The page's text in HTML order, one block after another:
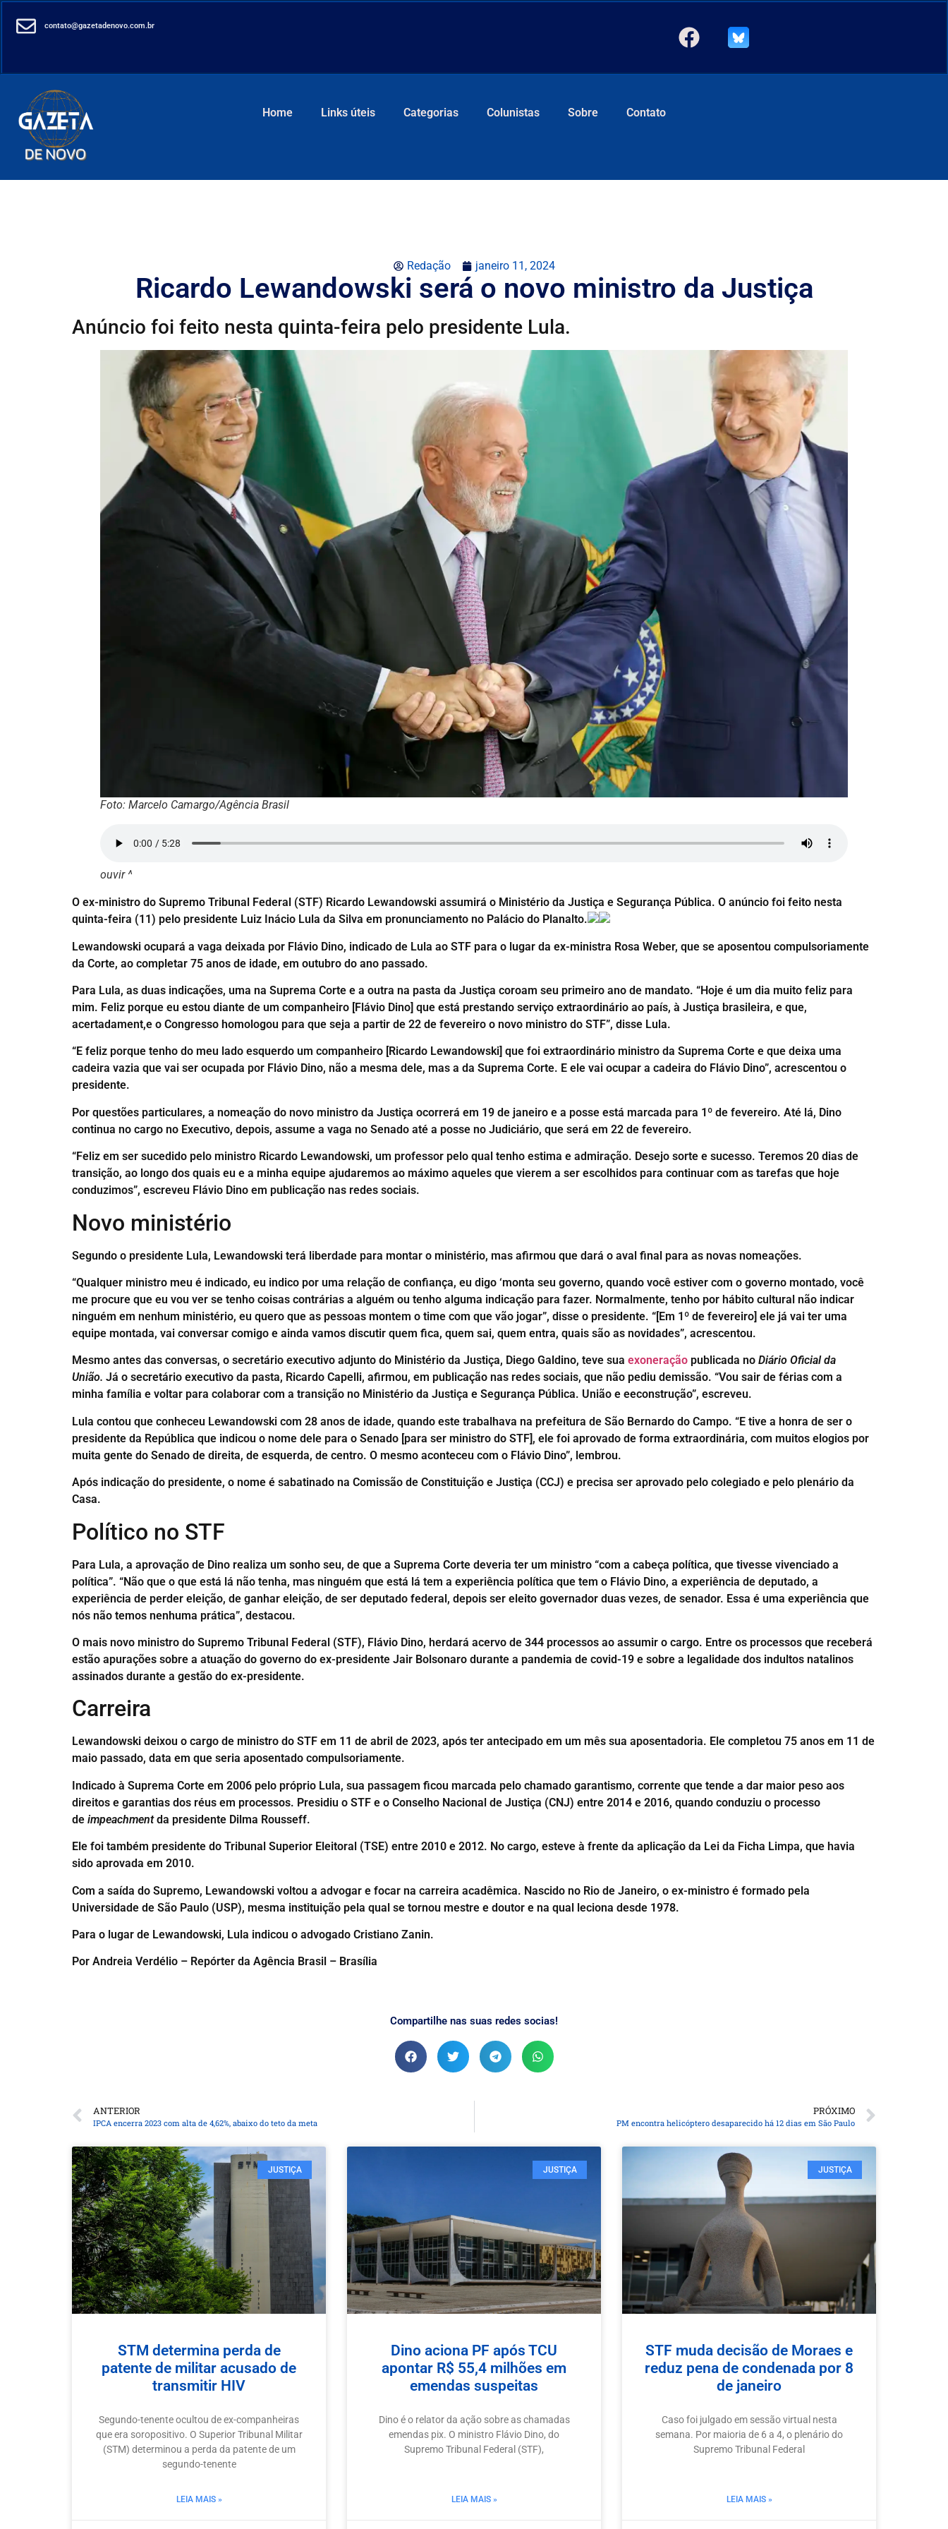
contato@gazetadenovo.com.br
Home Links úteis Categorias Colunistas Sobre Contato
Redação janeiro 11, 2024
Ricardo Lewandowski será o novo ministro da Justiça
Anúncio foi feito nesta quinta-feira pelo presidente Lula.
Foto: Marcelo Camargo/Agência Brasil
ouvir ^
O ex-ministro do Supremo Tribunal Federal (STF) Ricardo Lewandowski assumirá o Ministério da Justiça e Segurança Pública. O anúncio foi feito nesta
quinta-feira (11) pelo presidente Luiz Inácio Lula da Silva em pronunciamento no Palácio do Planalto.
Lewandowski ocupará a vaga deixada por Flávio Dino, indicado de Lula ao STF para o lugar da ex-ministra Rosa Weber, que se aposentou compulsoriamente
da Corte, ao completar 75 anos de idade, em outubro do ano passado.
Para Lula, as duas indicações, uma na Suprema Corte e a outra na pasta da Justiça coroam seu primeiro ano de mandato. “Hoje é um dia muito feliz para
mim. Feliz porque eu estou diante de um companheiro [Flávio Dino] que está prestando serviço extraordinário ao país, à Justiça brasileira, e que,
acertadament,e o Congresso homologou para que seja a partir de 22 de fevereiro o novo ministro do STF”, disse Lula.
“E feliz porque tenho do meu lado esquerdo um companheiro [Ricardo Lewandowski] que foi extraordinário ministro da Suprema Corte e que deixa uma
cadeira vazia que vai ser ocupada por Flávio Dino, não a mesma dele, mas a da Suprema Corte. E ele vai ocupar a cadeira do Flávio Dino”, acrescentou o
presidente.
Por questões particulares, a nomeação do novo ministro da Justiça ocorrerá em 19 de janeiro e a posse está marcada para 1º de fevereiro. Até lá, Dino
continua no cargo no Executivo, depois, assume a vaga no Senado até a posse no Judiciário, que será em 22 de fevereiro.
“Feliz em ser sucedido pelo ministro Ricardo Lewandowski, um professor pelo qual tenho estima e admiração. Desejo sorte e sucesso. Teremos 20 dias de
transição, ao longo dos quais eu e a minha equipe ajudaremos ao máximo aqueles que vierem a ser escolhidos para continuar com as tarefas que hoje
conduzimos”, escreveu Flávio Dino em publicação nas redes sociais.
Novo ministério
Segundo o presidente Lula, Lewandowski terá liberdade para montar o ministério, mas afirmou que dará o aval final para as novas nomeações.
“Qualquer ministro meu é indicado, eu indico por uma relação de confiança, eu digo ‘monta seu governo, quando você estiver com o governo montado, você
me procure que eu vou ver se tenho coisas contrárias a alguém ou tenho alguma indicação para fazer. Normalmente, tenho por hábito cultural não indicar
ninguém em nenhum ministério, eu quero que as pessoas montem o time com que vão jogar”, disse o presidente. “[Em 1º de fevereiro] ele já vai ter uma
equipe montada, vai conversar comigo e ainda vamos discutir quem fica, quem sai, quem entra, quais são as novidades”, acrescentou.
Mesmo antes das conversas, o secretário executivo adjunto do Ministério da Justiça, Diego Galdino, teve sua exoneração publicada no Diário Oficial da
União. Já o secretário executivo da pasta, Ricardo Capelli, afirmou, em publicação nas redes sociais, que não pediu demissão. “Vou sair de férias com a
minha família e voltar para colaborar com a transição no Ministério da Justiça e Segurança Pública. União e eeconstrução”, escreveu.
Lula contou que conheceu Lewandowski com 28 anos de idade, quando este trabalhava na prefeitura de São Bernardo do Campo. “E tive a honra de ser o
presidente da República que indicou o nome dele para o Senado [para ser ministro do STF], ele foi aprovado de forma extraordinária, com muitos elogios por
muita gente do Senado de direita, de esquerda, de centro. O mesmo aconteceu com o Flávio Dino”, lembrou.
Após indicação do presidente, o nome é sabatinado na Comissão de Constituição e Justiça (CCJ) e precisa ser aprovado pelo colegiado e pelo plenário da
Casa.
Político no STF
Para Lula, a aprovação de Dino realiza um sonho seu, de que a Suprema Corte deveria ter um ministro “com a cabeça política, que tivesse vivenciado a
política”. “Não que o que está lá não tenha, mas ninguém que está lá tem a experiência política que tem o Flávio Dino, a experiência de deputado, a
experiência de perder eleição, de ganhar eleição, de ser deputado federal, depois ser eleito governador duas vezes, de senador. Essa é uma experiência que
nós não temos nenhuma prática”, destacou.
O mais novo ministro do Supremo Tribunal Federal (STF), Flávio Dino, herdará acervo de 344 processos ao assumir o cargo. Entre os processos que receberá
estão apurações sobre a atuação do governo do ex-presidente Jair Bolsonaro durante a pandemia de covid-19 e sobre a legalidade dos indultos natalinos
assinados durante a gestão do ex-presidente.
Carreira
Lewandowski deixou o cargo de ministro do STF em 11 de abril de 2023, após ter antecipado em um mês sua aposentadoria. Ele completou 75 anos em 11 de
maio passado, data em que seria aposentado compulsoriamente.
Indicado à Suprema Corte em 2006 pelo próprio Lula, sua passagem ficou marcada pelo chamado garantismo, corrente que tende a dar maior peso aos
direitos e garantias dos réus em processos. Presidiu o STF e o Conselho Nacional de Justiça (CNJ) entre 2014 e 2016, quando conduziu o processo
de impeachmentda presidente Dilma Rousseff.
Ele foi também presidente do Tribunal Superior Eleitoral (TSE) entre 2010 e 2012. No cargo, esteve à frente da aplicação da Lei da Ficha Limpa, que havia
sido aprovada em 2010.
Com a saída do Supremo, Lewandowski voltou a advogar e focar na carreira acadêmica. Nascido no Rio de Janeiro, o ex-ministro é formado pela
Universidade de São Paulo (USP), mesma instituição pela qual se tornou mestre e doutor e na qual leciona desde 1978.
Para o lugar de Lewandowski, Lula indicou o advogado Cristiano Zanin.
Por Andreia Verdélio – Repórter da Agência Brasil – Brasília
Compartilhe nas suas redes socias!
ANTERIOR
IPCA encerra 2023 com alta de 4,62%, abaixo do teto da meta
PRÓXIMO
PM encontra helicóptero desaparecido há 12 dias em São Paulo
JUSTIÇA
STM determina perda de
patente de militar acusado de
transmitir HIV
Segundo-tenente ocultou de ex-companheiras
que era soropositivo. O Superior Tribunal Militar
(STM) determinou a perda da patente de um
segundo-tenente
LEIA MAIS »
JUSTIÇA
Dino aciona PF após TCU
apontar R$ 55,4 milhões em
emendas suspeitas
Dino é o relator da ação sobre as chamadas
emendas pix. O ministro Flávio Dino, do
Supremo Tribunal Federal (STF),
LEIA MAIS »
JUSTIÇA
STF muda decisão de Moraes e
reduz pena de condenada por 8
de janeiro
Caso foi julgado em sessão virtual nesta
semana. Por maioria de 6 a 4, o plenário do
Supremo Tribunal Federal
LEIA MAIS »